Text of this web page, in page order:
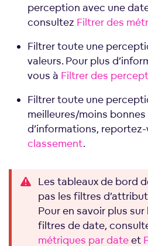
perception avec une
consultez Filtrer des
Filtrer toute une
valeurs. Pour plus
vous à Filtrer des
Filtrer toute une
meilleures/moins bonnes
d’informations,
classement.
Les tableaux de bord
pas les filtres
Pour en savoir plus
filtres de date,
métriques par dateet